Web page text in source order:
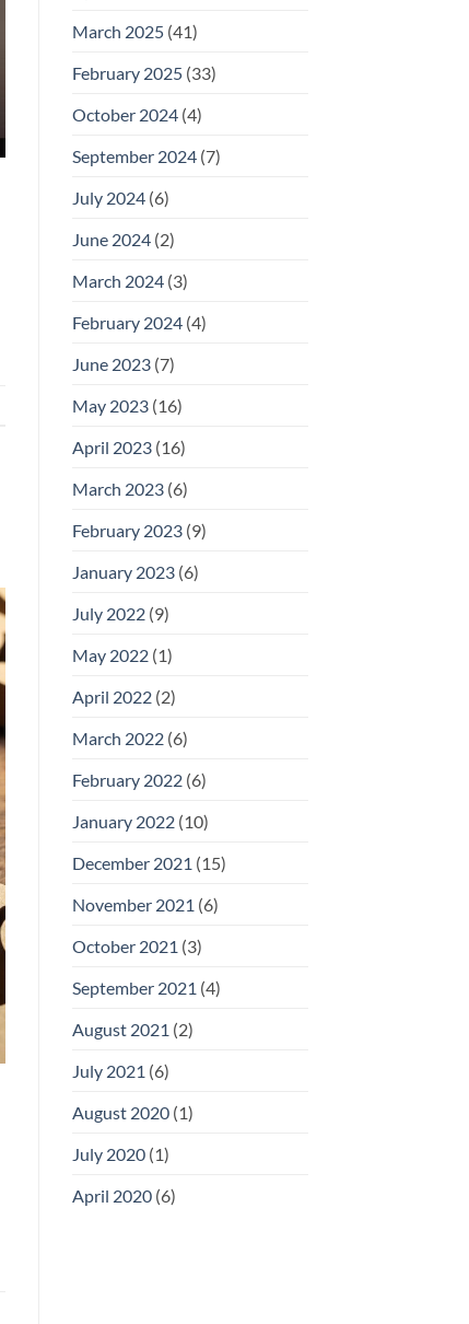
March 2025(41)
February 2025(33)
October 2024(4)
September 2024(7)
July 2024(6)
June 2024(2)
March 2024(3)
February 2024(4)
June 2023(7)
May 2023(16)
April 2023(16)
March 2023(6)
February 2023(9)
January 2023(6)
July 2022(9)
May 2022(1)
April 2022(2)
March 2022(6)
February 2022(6)
January 2022(10)
December 2021 (15)
November 2021 (6)
October 2021 (3)
September 2021 (4)
August 2021 (2)
July 2021 (6)
August 2020(1)
July 2020(1)
April 2020(6)